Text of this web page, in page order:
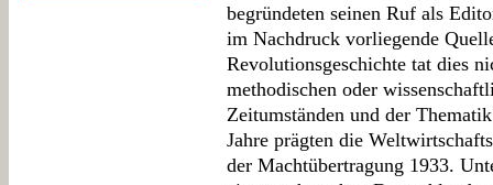
begründeten seinen Ruf als
im Nachdruck vorliegende
Revolutionsgeschichte tat dies
methodischen oder
Zeitumständen und der
Jahre prägten die
der Machtübertragung 1933.